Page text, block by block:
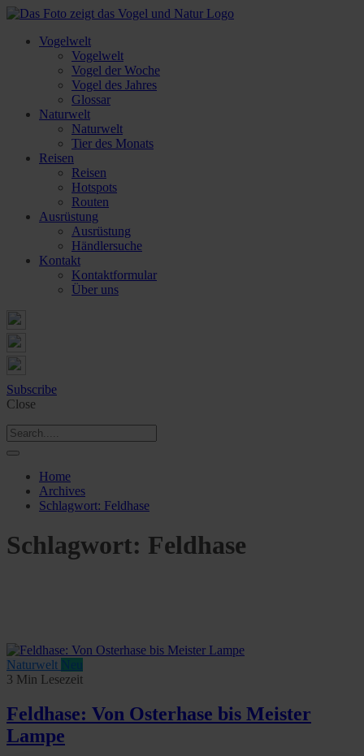
Vogelwelt
Vogelwelt
Vogel der Woche
Vogel des Jahres
Glossar
Naturwelt
Naturwelt
Tier des Monats
Reisen
Reisen
Hotspots
Routen
Ausrüstung
Ausrüstung
Händlersuche
Kontakt
Kontaktformular
Über uns
Subscribe
Close
Home
Archives
Schlagwort: Feldhase
Schlagwort: Feldhase
Naturwelt
3 Min Lesezeit
Feldhase: Von Osterhase bis Meister
Lampe